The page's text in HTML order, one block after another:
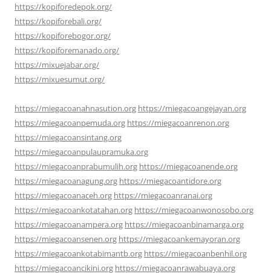
https://kopiforedepok.org/
https://kopiforebali.org/
https://kopiforebogor.org/
https://kopiforemanado.org/
https://mixuejabar.org/
https://mixuesumut.org/
https://miegacoanahnasution.org https://miegacoangejayan.org
https://miegacoanpemuda.org https://miegacoanrenon.org
https://miegacoansintang.org
https://miegacoanpulaupramuka.org
https://miegacoanprabumulih.org https://miegacoanende.org
https://miegacoanagung.org https://miegacoantidore.org
https://miegacoanaceh.org https://miegacoanranai.org
https://miegacoankotatahan.org https://miegacoanwonosobo.org
https://miegacoanampera.org https://miegacoanbinamarga.org
https://miegacoansenen.org https://miegacoankemayoran.org
https://miegacoankotabimantb.org https://miegacoanbenhil.org
https://miegacoancikini.org https://miegacoanrawabuaya.org